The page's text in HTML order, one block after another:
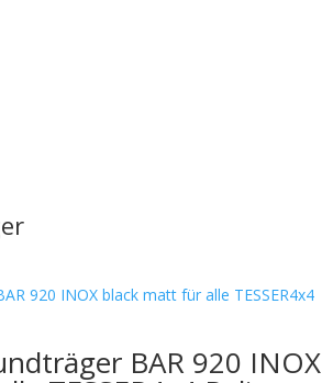
BAR 920 INOX